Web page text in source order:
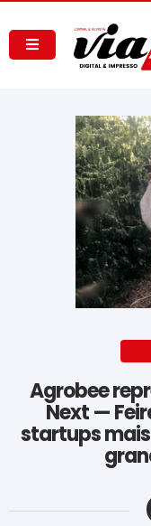
Agrobee
Next —
startups